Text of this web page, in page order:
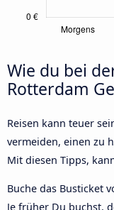
Wie du bei
Rotterdam
Reisen kann teuer
vermeiden, einen zu
Mit diesen Tipps,
Buche das Busticket
Je früher Du buchst,